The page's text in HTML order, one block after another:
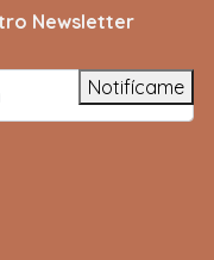
Newsletter
Notifícame